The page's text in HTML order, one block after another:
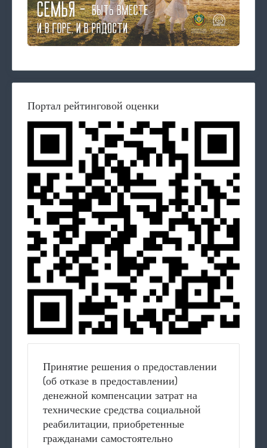
Портал рейтинговой оценки
Принятие решения о предоставлении
(об отказе в предоставлении)
денежной компенсации затрат на
технические средства социальной
реабилитации, приобретенные
гражданами самостоятельно